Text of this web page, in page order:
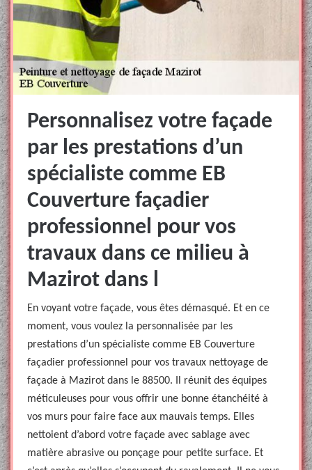
Personnalisez votre façade
par les prestations d’un
spécialiste comme EB
Couverture façadier
professionnel pour vos
travaux dans ce milieu à
Mazirot dans l
En voyant votre façade, vous êtes démasqué. Et en ce
moment, vous voulez la personnalisée par les
prestations d’un spécialiste comme EB Couverture
façadier professionnel pour vos travaux nettoyage de
façade à Mazirot dans le 88500. Il réunit des équipes
méticuleuses pour vous offrir une bonne étanchéité à
vos murs pour faire face aux mauvais temps. Elles
nettoient d’abord votre façade avec sablage avec
matière abrasive ou ponçage pour petite surface. Et